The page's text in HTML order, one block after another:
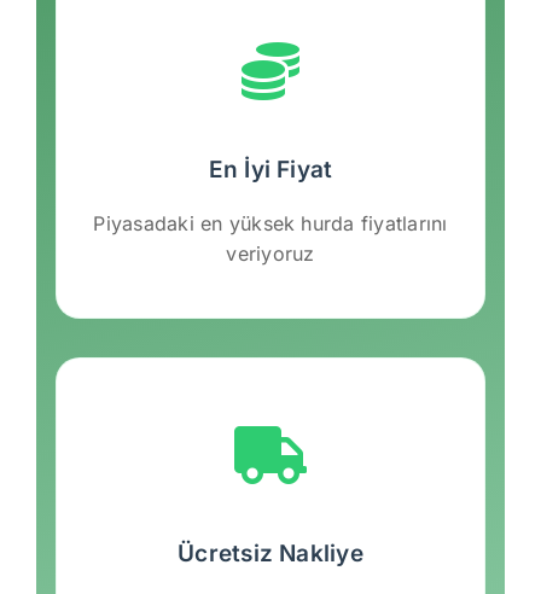
En İyi Fiyat
Piyasadaki en yüksek hurda fiyatlarını
veriyoruz
Ücretsiz Nakliye